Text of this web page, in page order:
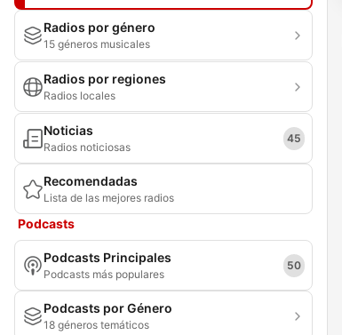
Radios por género
15 géneros musicales
Radios por regiones
Radios locales
Noticias
Radios noticiosas
45
Recomendadas
Lista de las mejores radios
Podcasts
Podcasts Principales
Podcasts más populares
50
Podcasts por Género
18 géneros temáticos